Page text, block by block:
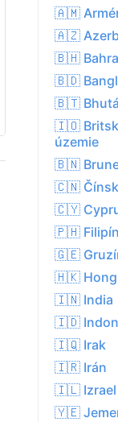
🇦🇲
🇦🇿
🇧🇭
🇧🇩
🇧🇹
🇮🇴
územie
🇧🇳
🇨🇳
🇨🇾
🇵🇭
🇬🇪
🇭🇰
🇮🇳 India
🇮🇩
🇮🇶 Irak
🇮🇷 Irán
🇮🇱 Izrael
🇾🇪